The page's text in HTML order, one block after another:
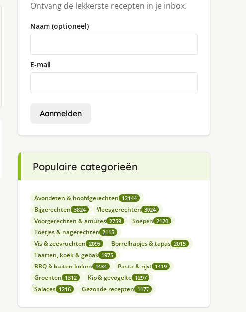
Ontvang de lekkerste recepten in je inbox.
Naam (optioneel)
E-mail
Aanmelden
Populaire categorieën
Avondeten & hoofdgerechten 12144
Bijgerechten 3824 Vleesgerechten 3024
Voorgerechten & amuses 2759 Soepen 2120
Toetjes & nagerechten 2115
Vis & zeevruchten 2095 Borrelhapjes & tapas 2015
Taarten, koek & gebak 1975
BBQ & buiten koken 1434 Pasta & rijst 1419
Groenten 1312 Kip & gevogelte 1297
Salades 1216 Gezonde recepten 1177